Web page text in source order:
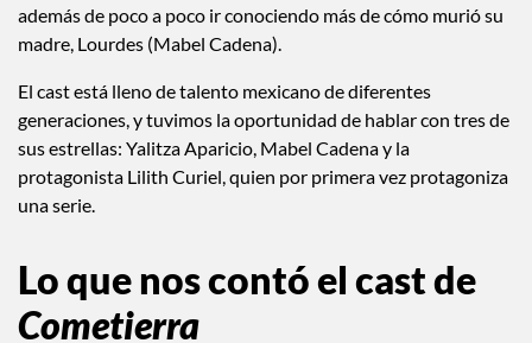
además de poco a poco ir conociendo más de cómo murió su
madre, Lourdes (Mabel Cadena).
El cast está lleno de talento mexicano de diferentes
generaciones, y tuvimos la oportunidad de hablar con tres de
sus estrellas: Yalitza Aparicio, Mabel Cadena y la
protagonista Lilith Curiel, quien por primera vez protagoniza
una serie.
Lo que nos contó el cast de
Cometierra